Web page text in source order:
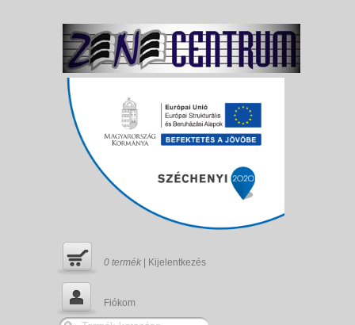
0 termék Kijelentkezés
Fiókom